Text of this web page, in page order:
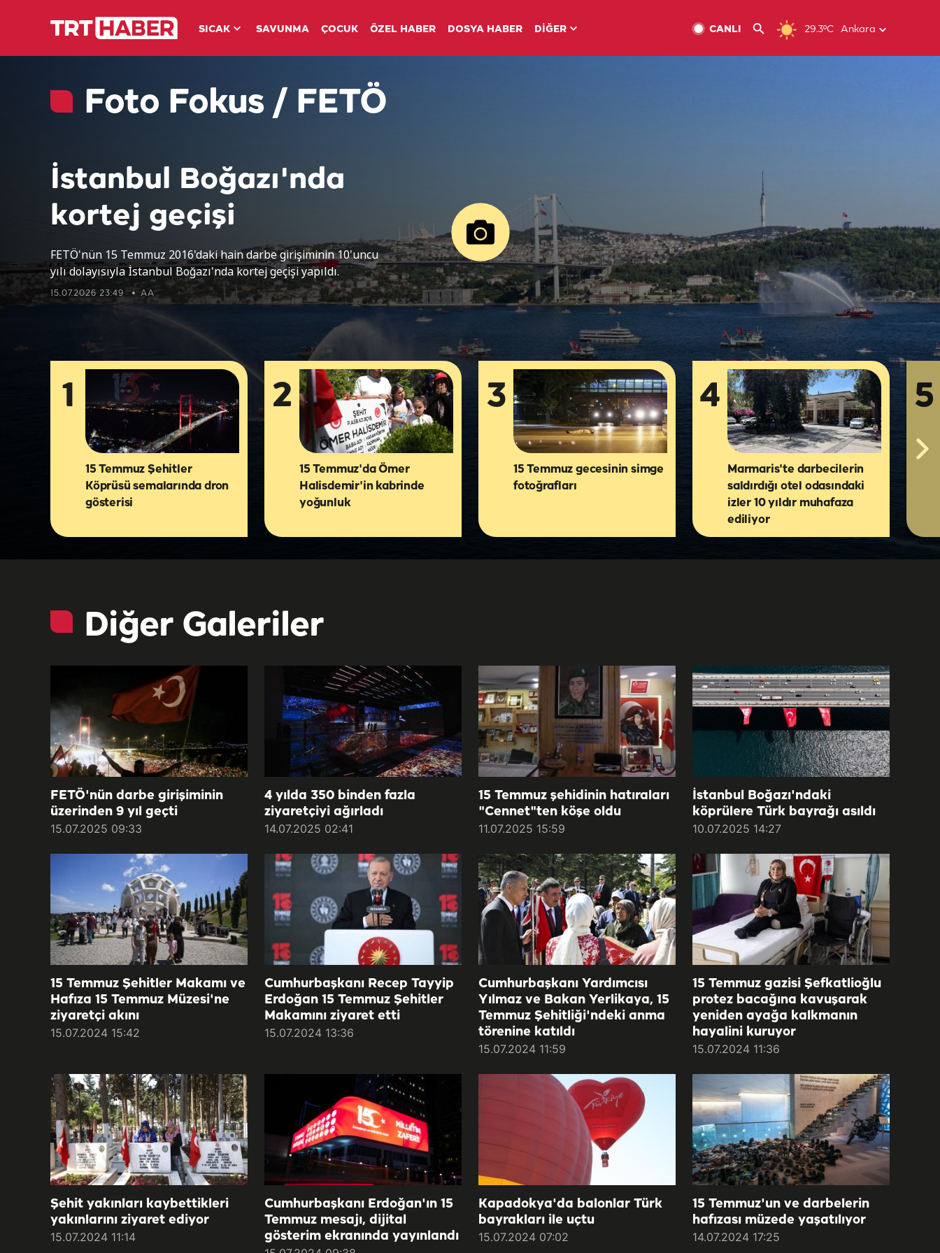
SICAK SAVUNMA ÇOCUK ÖZEL HABER DOSYA HABER DİĞER 29.3ºC Ankara
CANLI
Foto Fokus / FETÖ
İstanbul Boğazı'nda
kortej geçişi
FETÖ'nün 15 Temmuz 2016'daki hain darbe girişiminin 10'uncu
yılı dolayısıyla İstanbul Boğazı'nda kortej geçişi yapıldı.
15.07.2026 23:49 AA
1
15 Temmuz Şehitler
Köprüsü semalarında dron
gösterisi
2
15 Temmuz'da Ömer
Halisdemir'in kabrinde
yoğunluk
3
15 Temmuz gecesinin simge
fotoğrafları
4
Marmaris'te darbecilerin
saldırdığı otel odasındaki
izler 10 yıldır muhafaza
ediliyor
5
Diğer Galeriler
FETÖ'nün darbe girişiminin
üzerinden 9 yıl geçti
15.07.2025 09:33
4 yılda 350 binden fazla
ziyaretçiyi ağırladı
14.07.2025 02:41
15 Temmuz şehidinin hatıraları
"Cennet"ten köşe oldu
11.07.2025 15:59
İstanbul Boğazı'ndaki
köprülere Türk bayrağı asıldı
10.07.2025 14:27
15 Temmuz Şehitler Makamı ve
Hafıza 15 Temmuz Müzesi'ne
ziyaretçi akını
15.07.2024 15:42
Cumhurbaşkanı Recep Tayyip
Erdoğan 15 Temmuz Şehitler
Makamını ziyaret etti
15.07.2024 13:36
Cumhurbaşkanı Yardımcısı
Yılmaz ve Bakan Yerlikaya, 15
Temmuz Şehitliği'ndeki anma
törenine katıldı
15.07.2024 11:59
15 Temmuz gazisi Şefkatlioğlu
protez bacağına kavuşarak
yeniden ayağa kalkmanın
hayalini kuruyor
15.07.2024 11:36
Şehit yakınları kaybettikleri
yakınlarını ziyaret ediyor
15.07.2024 11:14
Cumhurbaşkanı Erdoğan'ın 15
Temmuz mesajı, dijital
gösterim ekranında yayınlandı
Kapadokya'da balonlar Türk
bayrakları ile uçtu
15.07.2024 07:02
15 Temmuz'un ve darbelerin
hafızası müzede yaşatılıyor
14.07.2024 17:25